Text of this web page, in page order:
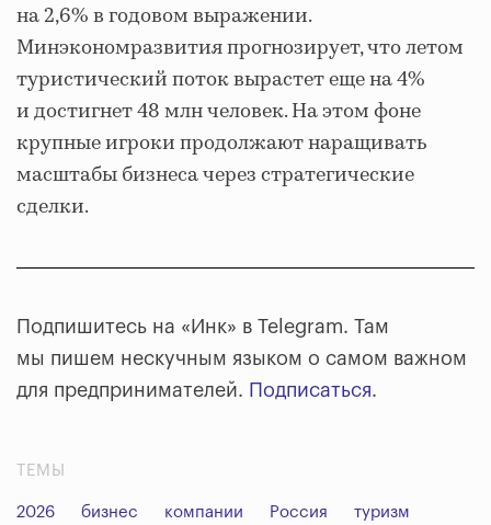
на 2,6% в годовом выражении.
Минэкономразвития прогнозирует, что летом
туристический поток вырастет еще на 4%
и достигнет 48 млн человек. На этом фоне
крупные игроки продолжают наращивать
масштабы бизнеса через стратегические
сделки.
Подпишитесь на «Инк» в Telegram. Там
мы пишем нескучным языком о самом важном
для предпринимателей. Подписаться.
ТЕМЫ
2026 бизнес компании Россия туризм